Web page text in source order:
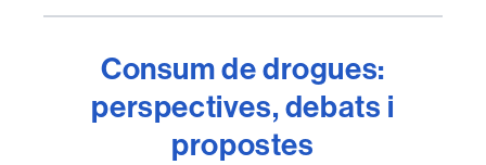
Consum de drogues:
perspectives, debats i
propostes